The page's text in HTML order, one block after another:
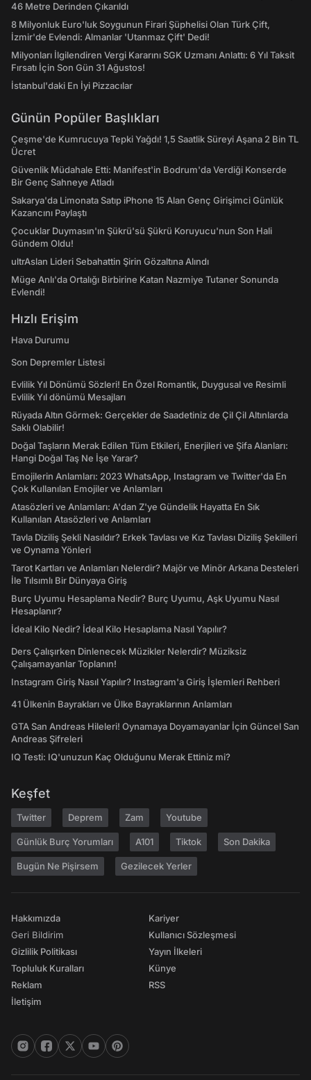
46 Metre Derinden Çıkarıldı
8 Milyonluk Euro'luk Soygunun Firari Şüphelisi Olan Türk Çift,
İzmir'de Evlendi: Almanlar 'Utanmaz Çift' Dedi!
Milyonları İlgilendiren Vergi Kararını SGK Uzmanı Anlattı: 6 Yıl Taksit
Fırsatı İçin Son Gün 31 Ağustos!
İstanbul'daki En İyi Pizzacılar
Günün Popüler Başlıkları
Çeşme'de Kumrucuya Tepki Yağdı! 1,5 Saatlik Süreyi Aşana 2 Bin TL
Ücret
Güvenlik Müdahale Etti: Manifest'in Bodrum'da Verdiği Konserde
Bir Genç Sahneye Atladı
Sakarya'da Limonata Satıp iPhone 15 Alan Genç Girişimci Günlük
Kazancını Paylaştı
Çocuklar Duymasın'ın Şükrü'sü Şükrü Koruyucu'nun Son Hali
Gündem Oldu!
ultrAslan Lideri Sebahattin Şirin Gözaltına Alındı
Müge Anlı'da Ortalığı Birbirine Katan Nazmiye Tutaner Sonunda
Evlendi!
Hızlı Erişim
Hava Durumu
Son Depremler Listesi
Evlilik Yıl Dönümü Sözleri! En Özel Romantik, Duygusal ve Resimli
Evlilik Yıl dönümü Mesajları
Rüyada Altın Görmek: Gerçekler de Saadetiniz de Çil Çil Altınlarda
Saklı Olabilir!
Doğal Taşların Merak Edilen Tüm Etkileri, Enerjileri ve Şifa Alanları:
Hangi Doğal Taş Ne İşe Yarar?
Emojilerin Anlamları: 2023 WhatsApp, Instagram ve Twitter'da En
Çok Kullanılan Emojiler ve Anlamları
Atasözleri ve Anlamları: A'dan Z'ye Gündelik Hayatta En Sık
Kullanılan Atasözleri ve Anlamları
Tavla Diziliş Şekli Nasıldır? Erkek Tavlası ve Kız Tavlası Diziliş Şekilleri
ve Oynama Yönleri
Tarot Kartları ve Anlamları Nelerdir? Majör ve Minör Arkana Desteleri
İle Tılsımlı Bir Dünyaya Giriş
Burç Uyumu Hesaplama Nedir? Burç Uyumu, Aşk Uyumu Nasıl
Hesaplanır?
İdeal Kilo Nedir? İdeal Kilo Hesaplama Nasıl Yapılır?
Ders Çalışırken Dinlenecek Müzikler Nelerdir? Müziksiz
Çalışamayanlar Toplanın!
Instagram Giriş Nasıl Yapılır? Instagram'a Giriş İşlemleri Rehberi
41 Ülkenin Bayrakları ve Ülke Bayraklarının Anlamları
GTA San Andreas Hileleri! Oynamaya Doyamayanlar İçin Güncel San
Andreas Şifreleri
IQ Testi: IQ'unuzun Kaç Olduğunu Merak Ettiniz mi?
Keşfet
Twitter Deprem Zam Youtube
Günlük Burç Yorumları A101 Tiktok Son Dakika
Bugün Ne Pişirsem Gezilecek Yerler
Hakkımızda
Geri Bildirim
Gizlilik Politikası
Topluluk Kuralları
Reklam
İletişim
Kariyer
Kullanıcı Sözleşmesi
Yayın İlkeleri
Künye
RSS